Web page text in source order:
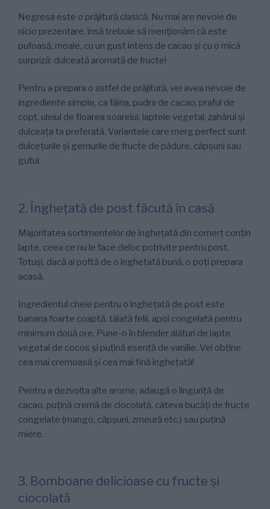
Negresa este o prăjitură clasică. Nu mai are nevoie de
nicio prezentare, însă trebuie să menționăm că este
pufoasă, moale, cu un gust intens de cacao și cu o mică
surpriză: dulceață aromată de fructe!
Pentru a prepara o astfel de prăjitură, vei avea nevoie de
ingrediente simple, ca făina, pudra de cacao, praful de
copt, uleiul de floarea soarelui, laptele vegetal, zahărul și
dulceața ta preferată. Variantele care merg perfect sunt
dulcețurile și gemurile de fructe de pădure, căpșuni sau
gutui.
2. Înghețată de post făcută în casă
Majoritatea sortimentelor de înghețată din comerț conțin
lapte, ceea ce nu le face deloc potrivite pentru post.
Totuși, dacă ai poftă de o înghețată bună, o poți prepara
acasă.
Ingredientul cheie pentru o înghețată de post este
banana foarte coaptă, tăiată felii, apoi congelată pentru
minimum două ore. Pune-o în blender alături de lapte
vegetal de cocos și puțină esență de vanilie. Vei obține
cea mai cremoasă și cea mai fină înghețată!
Pentru a dezvolta alte arome, adaugă o linguriță de
cacao, puțină cremă de ciocolată, câteva bucăți de fructe
congelate (mango, căpșuni, zmeură etc.) sau puțină
miere.
3. Bomboane delicioase cu fructe și
ciocolată